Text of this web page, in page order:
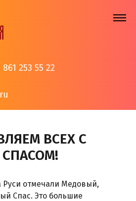
861 253 55 22
> Новости > Поздравляем всех с
ВСЕХ С
Руси отмечали Медовый,
Спас. Это большие